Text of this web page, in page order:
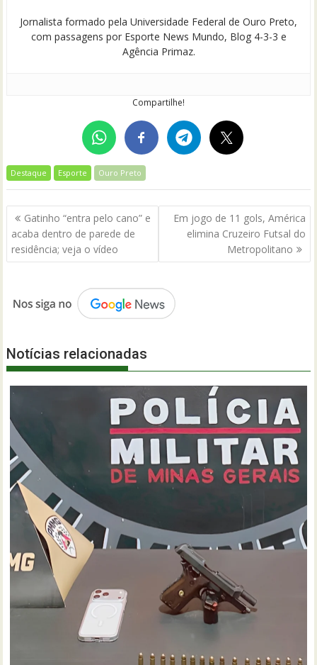
Jornalista formado pela Universidade Federal de Ouro Preto,
com passagens por Esporte News Mundo, Blog 4-3-3 e
Agência Primaz.
Compartilhe!
Destaque Esporte Ouro Preto
Navegação
de
Post
Gatinho “entra pelo cano” e
acaba dentro de parede de
residência; veja o vídeo
Em jogo de 11 gols, América
elimina Cruzeiro Futsal do
Metropolitano
Notícias relacionadas